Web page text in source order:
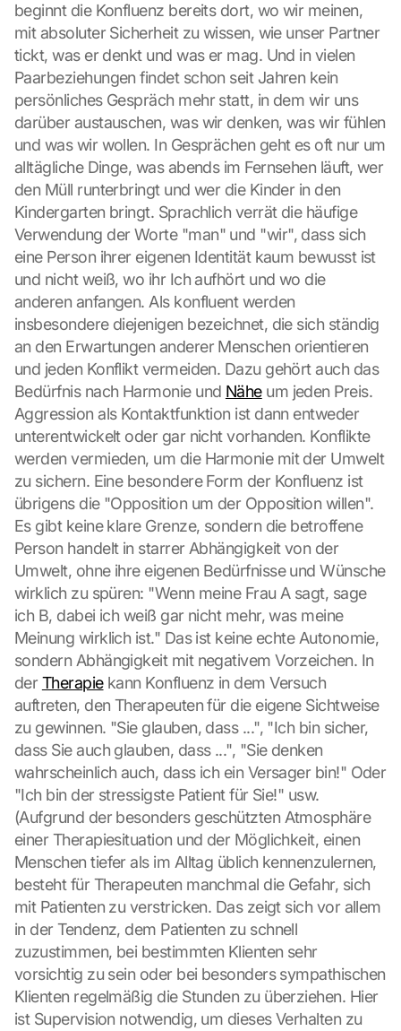
beginnt die Konfluenz bereits dort, wo wir meinen,
mit absoluter Sicherheit zu wissen, wie unser Partner
tickt, was er denkt und was er mag. Und in vielen
Paarbeziehungen findet schon seit Jahren kein
persönliches Gespräch mehr statt, in dem wir uns
darüber austauschen, was wir denken, was wir fühlen
und was wir wollen. In Gesprächen geht es oft nur um
alltägliche Dinge, was abends im Fernsehen läuft, wer
den Müll runterbringt und wer die Kinder in den
Kindergarten bringt. Sprachlich verrät die häufige
Verwendung der Worte "man" und "wir", dass sich
eine Person ihrer eigenen Identität kaum bewusst ist
und nicht weiß, wo ihr Ich aufhört und wo die
anderen anfangen. Als konfluent werden
insbesondere diejenigen bezeichnet, die sich ständig
an den Erwartungen anderer Menschen orientieren
und jeden Konflikt vermeiden. Dazu gehört auch das
Bedürfnis nach Harmonie und Nähe um jeden Preis.
Aggression als Kontaktfunktion ist dann entweder
unterentwickelt oder gar nicht vorhanden. Konflikte
werden vermieden, um die Harmonie mit der Umwelt
zu sichern. Eine besondere Form der Konfluenz ist
übrigens die "Opposition um der Opposition willen".
Es gibt keine klare Grenze, sondern die betroffene
Person handelt in starrer Abhängigkeit von der
Umwelt, ohne ihre eigenen Bedürfnisse und Wünsche
wirklich zu spüren: "Wenn meine Frau A sagt, sage
ich B, dabei ich weiß gar nicht mehr, was meine
Meinung wirklich ist." Das ist keine echte Autonomie,
sondern Abhängigkeit mit negativem Vorzeichen. In
der Therapie kann Konfluenz in dem Versuch
auftreten, den Therapeuten für die eigene Sichtweise
zu gewinnen. "Sie glauben, dass ...", "Ich bin sicher,
dass Sie auch glauben, dass ...", "Sie denken
wahrscheinlich auch, dass ich ein Versager bin!" Oder
"Ich bin der stressigste Patient für Sie!" usw.
(Aufgrund der besonders geschützten Atmosphäre
einer Therapiesituation und der Möglichkeit, einen
Menschen tiefer als im Alltag üblich kennenzulernen,
besteht für Therapeuten manchmal die Gefahr, sich
mit Patienten zu verstricken. Das zeigt sich vor allem
in der Tendenz, dem Patienten zu schnell
zuzustimmen, bei bestimmten Klienten sehr
vorsichtig zu sein oder bei besonders sympathischen
Klienten regelmäßig die Stunden zu überziehen. Hier
ist Supervision notwendig, um dieses Verhalten zu
G
o
o
g
l
e
M
a
p
s
K
a
r
t
e
d
e
n
:
D
r
c
h
K
l
c
k
e
n
a
f
d
i
e
s
e
n
S
c
h
u
t
s
c
h
i
r